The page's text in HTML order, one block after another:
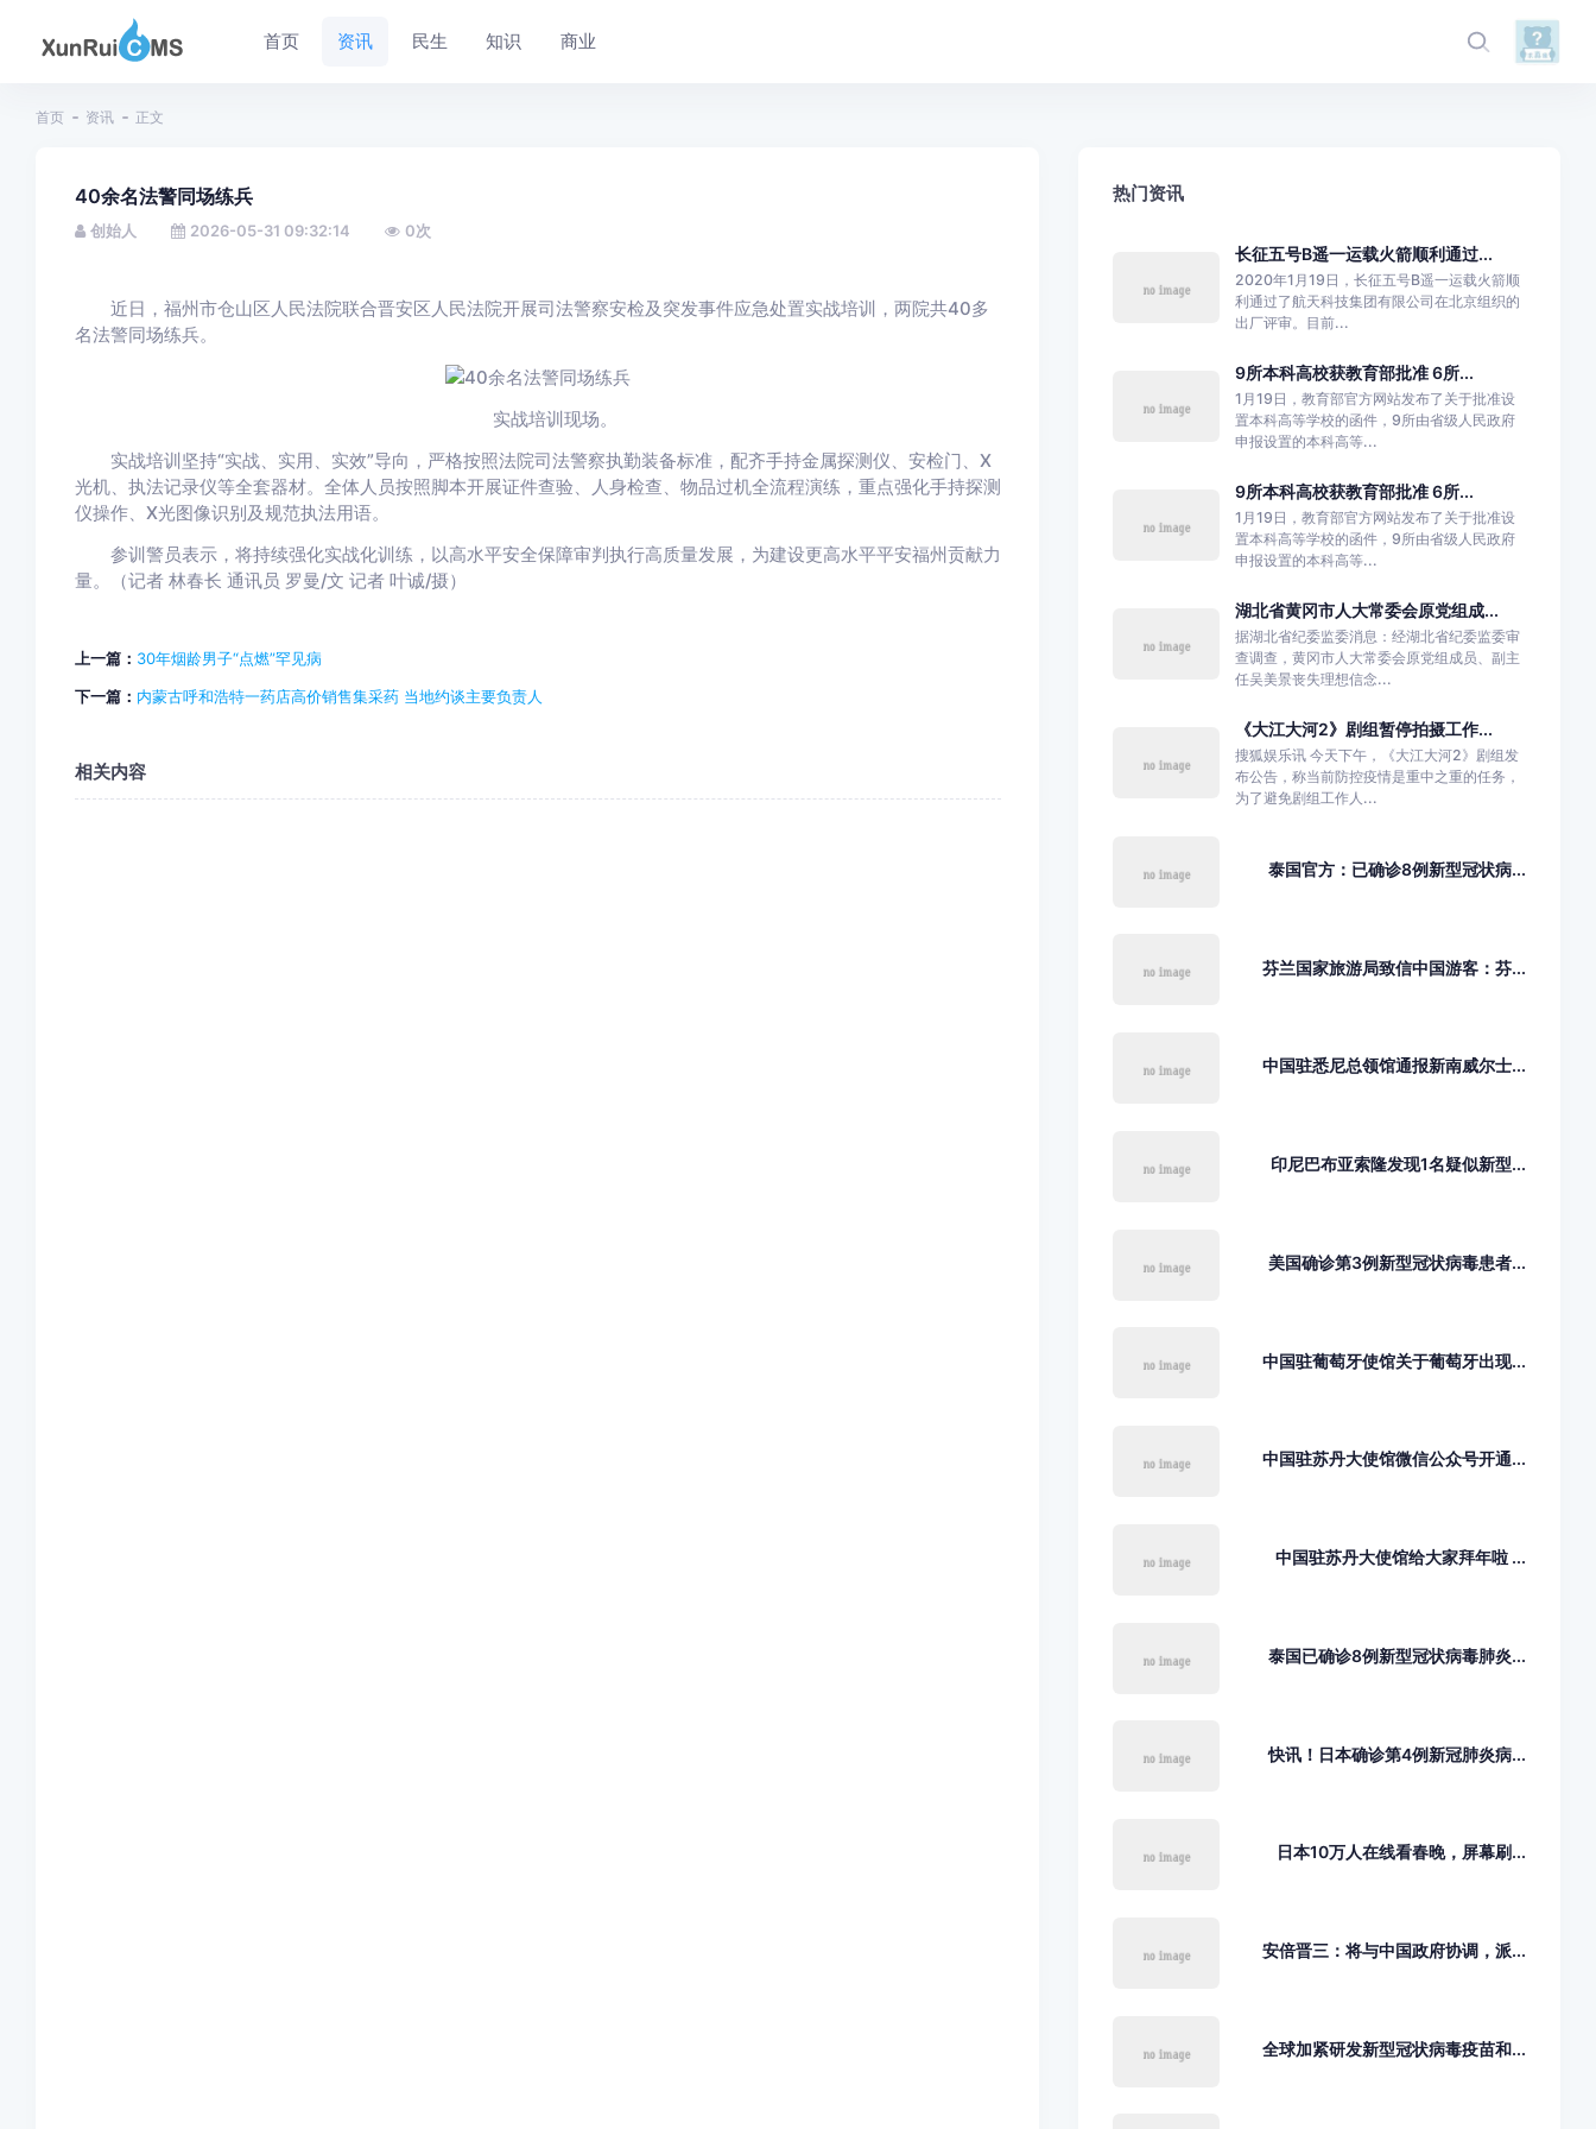
首页 资讯 民生 知识 商业
首页 资讯 正文
40余名法警同场练兵
创始人 2026-05-31 09:32:14 0次
近日，福州市仓山区人民法院联合晋安区人民法院开展司法警察安检及突发事件应急处置实战培训，两院共40多
名法警同场练兵。
实战培训现场。
实战培训坚持“实战、实用、实效”导向，严格按照法院司法警察执勤装备标准，配齐手持金属探测仪、安检门、X
光机、执法记录仪等全套器材。全体人员按照脚本开展证件查验、人身检查、物品过机全流程演练，重点强化手持探测
仪操作、X光图像识别及规范执法用语。
参训警员表示，将持续强化实战化训练，以高水平安全保障审判执行高质量发展，为建设更高水平平安福州贡献力
量。（记者 林春长 通讯员 罗曼/文 记者 叶诚/摄）
上一篇： 30年烟龄男子“点燃”罕见病
下一篇： 内蒙古呼和浩特一药店高价销售集采药 当地约谈主要负责人
相关内容
热门资讯
长征五号B遥一运载火箭顺利通过...
2020年1月19日，长征五号B遥一运载火箭顺
利通过了航天科技集团有限公司在北京组织的
出厂评审。目前...
9所本科高校获教育部批准 6所...
1月19日，教育部官方网站发布了关于批准设
置本科高等学校的函件，9所由省级人民政府
申报设置的本科高等...
9所本科高校获教育部批准 6所...
1月19日，教育部官方网站发布了关于批准设
置本科高等学校的函件，9所由省级人民政府
申报设置的本科高等...
湖北省黄冈市人大常委会原党组成...
据湖北省纪委监委消息：经湖北省纪委监委审
查调查，黄冈市人大常委会原党组成员、副主
任吴美景丧失理想信念...
《大江大河2》剧组暂停拍摄工作...
搜狐娱乐讯 今天下午，《大江大河2》剧组发
布公告，称当前防控疫情是重中之重的任务，
为了避免剧组工作人...
泰国官方：已确诊8例新型冠状病...
芬兰国家旅游局致信中国游客：芬...
中国驻悉尼总领馆通报新南威尔士...
印尼巴布亚索隆发现1名疑似新型...
美国确诊第3例新型冠状病毒患者...
中国驻葡萄牙使馆关于葡萄牙出现...
中国驻苏丹大使馆微信公众号开通...
中国驻苏丹大使馆给大家拜年啦 ...
泰国已确诊8例新型冠状病毒肺炎...
快讯！日本确诊第4例新冠肺炎病...
日本10万人在线看春晚，屏幕刷...
安倍晋三：将与中国政府协调，派...
全球加紧研发新型冠状病毒疫苗和...